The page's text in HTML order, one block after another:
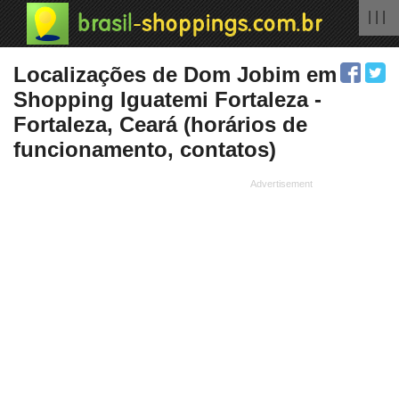
Localizações de Dom Jobim em
Shopping Iguatemi Fortaleza -
Fortaleza, Ceará (horários de
funcionamento, contatos)